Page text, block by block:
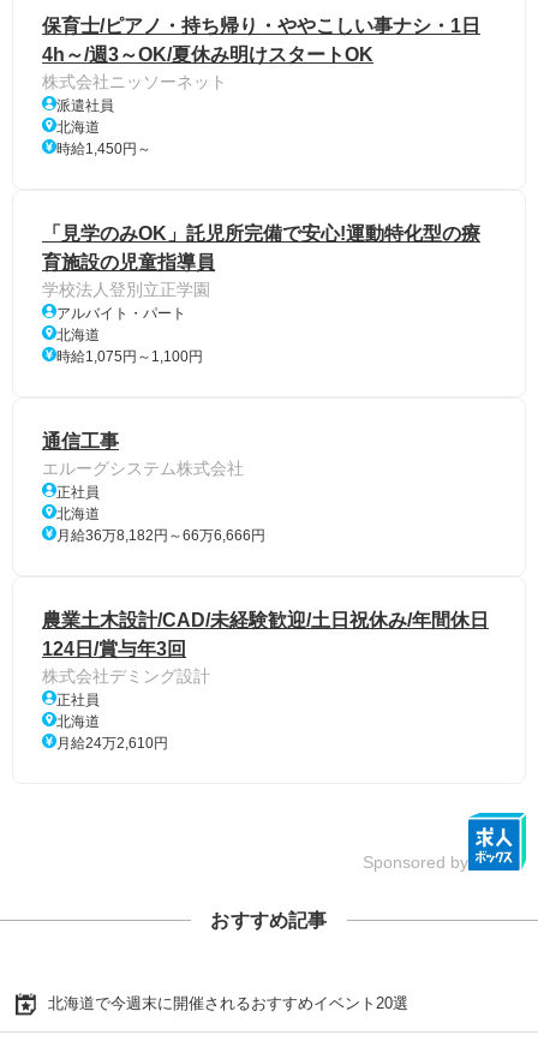
保育士/ピアノ・持ち帰り・ややこしい事ナシ・1日
4h～/週3～OK/夏休み明けスタートOK
株式会社ニッソーネット
派遣社員
北海道
時給1,450円～
「見学のみOK」託児所完備で安心!運動特化型の療
育施設の児童指導員
学校法人登別立正学園
アルバイト・パート
北海道
時給1,075円～1,100円
通信工事
エルーグシステム株式会社
正社員
北海道
月給36万8,182円～66万6,666円
農業土木設計/CAD/未経験歓迎/土日祝休み/年間休日
124日/賞与年3回
株式会社デミング設計
正社員
北海道
月給24万2,610円
Sponsored by
おすすめ記事
北海道で今週末に開催されるおすすめイベント20選